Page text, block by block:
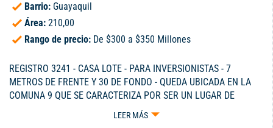
Barrio: Guayaquil
Área: 210,00
Rango de precio: De $300 a $350 Millones
REGISTRO 3241 - CASA LOTE - PARA INVERSIONISTAS - 7
METROS DE FRENTE Y 30 DE FONDO - QUEDA UBICADA EN LA
COMUNA 9 QUE SE CARACTERIZA POR SER UN LUGAR DE
CONCENTRACIÓN DE COMERCIO, SERVICIOS Y VIVENDA
LEER MÁS